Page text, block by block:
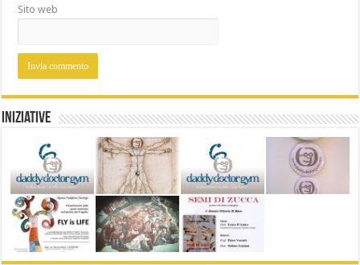
Sito web
Iniziative